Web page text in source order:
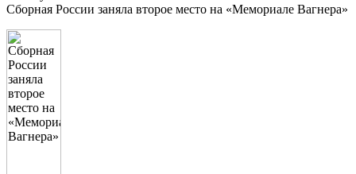
Сборная России заняла второе место на «Мемориале Вагнера»